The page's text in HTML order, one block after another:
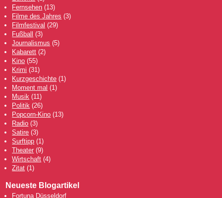
Fernsehen (13)
Filme des Jahres (3)
Filmfestival (29)
Fußball (3)
Journalismus (5)
Kabarett (2)
Kino (55)
Krimi (31)
Kurzgeschichte (1)
Moment mal (1)
Musik (11)
Politik (26)
Popcorn-Kino (13)
Radio (3)
Satire (3)
Surftipp (1)
Theater (9)
Wirtschaft (4)
Zitat (1)
Neueste Blogartikel
Fortuna Düsseldorf